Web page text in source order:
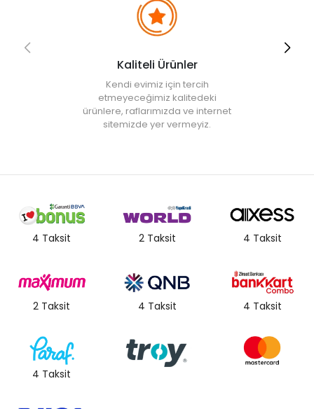
Kaliteli Ürünler
Kendi evimiz için tercih
etmeyeceğimiz kalitedeki
ürünlere, raflarımızda ve internet
sitemizde yer vermeyiz.
4 Taksit 2 Taksit 4 Taksit
2 Taksit 4 Taksit 4 Taksit
4 Taksit